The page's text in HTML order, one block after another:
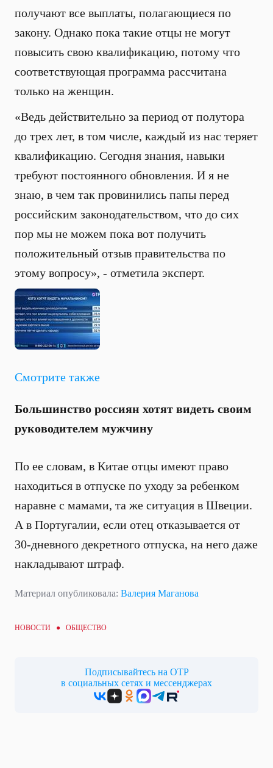
получают все выплаты, полагающиеся по
закону. Однако пока такие отцы не могут
повысить свою квалификацию, потому что
соответствующая программа рассчитана
только на женщин.
«Ведь действительно за период от полутора
до трех лет, в том числе, каждый из нас теряет
квалификацию. Сегодня знания, навыки
требуют постоянного обновления. И я не
знаю, в чем так провинились папы перед
российским законодательством, что до сих
пор мы не можем пока вот получить
положительный отзыв правительства по
этому вопросу», - отметила эксперт.
Смотрите также
Большинство россиян хотят видеть своим
руководителем мужчину
По ее словам, в Китае отцы имеют право
находиться в отпуске по уходу за ребенком
наравне с мамами, та же ситуация в Швеции.
А в Португалии, если отец отказывается от
30-дневного декретного отпуска, на него даже
накладывают штраф.
Материал опубликовала: Валерия Маганова
НОВОСТИ ● ОБЩЕСТВО
Подписывайтесь на ОТР
в социальных сетях и мессенджерах